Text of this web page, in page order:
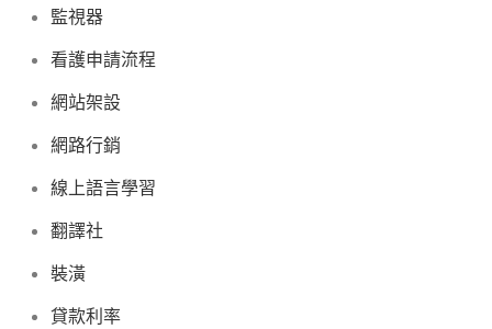
監視器
看護申請流程
網站架設
網路行銷
線上語言學習
翻譯社
裝潢
貸款利率